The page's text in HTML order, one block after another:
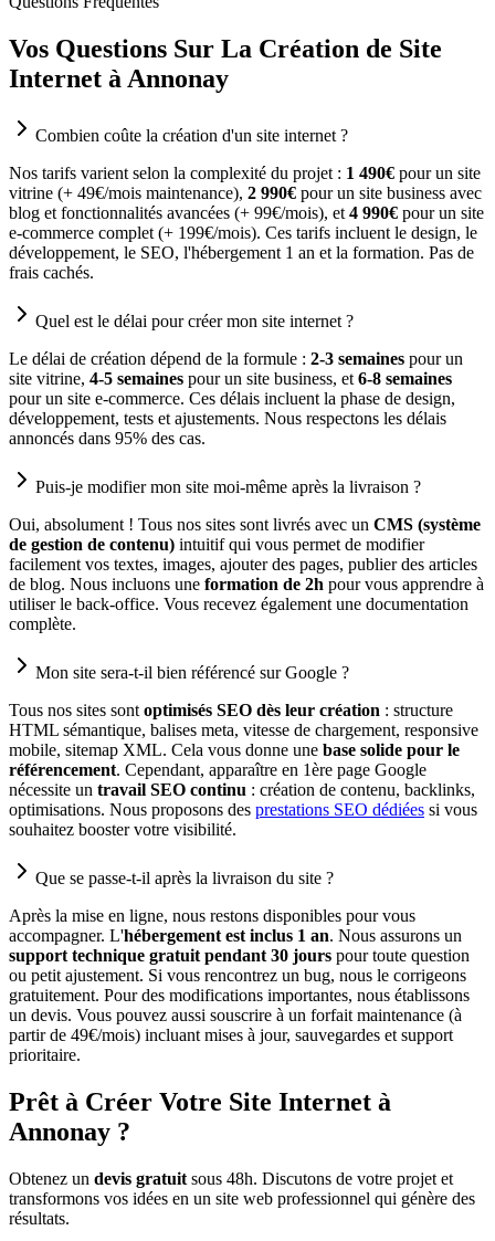
Vos Questions Sur La Création de Site
Internet à Annonay
Combien coûte la création d'un site internet ?
Nos tarifs varient selon la complexité du projet : 1 490€ pour un site
vitrine (+ 49€/mois maintenance), 2 990€ pour un site business avec
blog et fonctionnalités avancées (+ 99€/mois), et 4 990€ pour un site
e-commerce complet (+ 199€/mois). Ces tarifs incluent le design, le
développement, le SEO, l'hébergement 1 an et la formation. Pas de
frais cachés.
Quel est le délai pour créer mon site internet ?
Le délai de création dépend de la formule : 2-3 semaines pour un
site vitrine, 4-5 semaines pour un site business, et 6-8 semaines
pour un site e-commerce. Ces délais incluent la phase de design,
développement, tests et ajustements. Nous respectons les délais
annoncés dans 95% des cas.
Puis-je modifier mon site moi-même après la livraison ?
Oui, absolument ! Tous nos sites sont livrés avec un CMS (système
de gestion de contenu) intuitif qui vous permet de modifier
facilement vos textes, images, ajouter des pages, publier des articles
de blog. Nous incluons une formation de 2h pour vous apprendre à
utiliser le back-office. Vous recevez également une documentation
complète.
Mon site sera-t-il bien référencé sur Google ?
Tous nos sites sont optimisés SEO dès leur création : structure
HTML sémantique, balises meta, vitesse de chargement, responsive
mobile, sitemap XML. Cela vous donne une base solide pour le
référencement. Cependant, apparaître en 1ère page Google
nécessite un travail SEO continu : création de contenu, backlinks,
optimisations. Nous proposons des prestations SEO dédiées si vous
souhaitez booster votre visibilité.
Que se passe-t-il après la livraison du site ?
Après la mise en ligne, nous restons disponibles pour vous
accompagner. L'hébergement est inclus 1 an. Nous assurons un
support technique gratuit pendant 30 jours pour toute question
ou petit ajustement. Si vous rencontrez un bug, nous le corrigeons
gratuitement. Pour des modifications importantes, nous établissons
un devis. Vous pouvez aussi souscrire à un forfait maintenance (à
partir de 49€/mois) incluant mises à jour, sauvegardes et support
prioritaire.
Prêt à Créer Votre Site Internet à
Annonay ?
Obtenez un devis gratuit sous 48h. Discutons de votre projet et
transformons vos idées en un site web professionnel qui génère des
résultats.